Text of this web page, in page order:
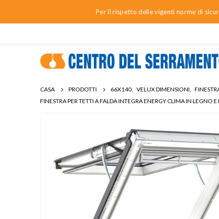
Per il rispetto delle vigenti norme di
CASA PRODOTTI 66X140, VELUX DIMENSIONI,
FINESTRA PER TETTI A FALDA INTEGRA ENERGY CLIMA IN LEGNO